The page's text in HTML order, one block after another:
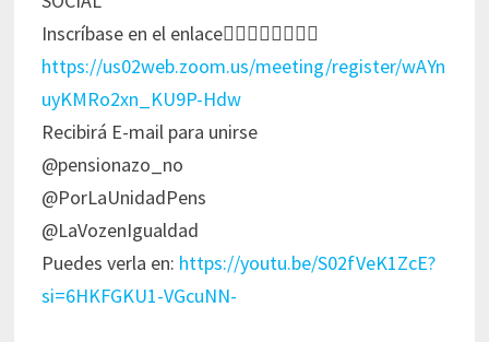
Inscríbase en el enlace👇🏻👇🏻👇🏻👇🏻
https://us02web.zoom.us/meeting/register/wAYn
uyKMRo2xn_KU9P-Hdw
Recibirá E-mail para unirse
@pensionazo_no
@PorLaUnidadPens
@LaVozenIgualdad
Puedes verla en: https://youtu.be/S02fVeK1ZcE?
si=6HKFGKU1-VGcuNN-